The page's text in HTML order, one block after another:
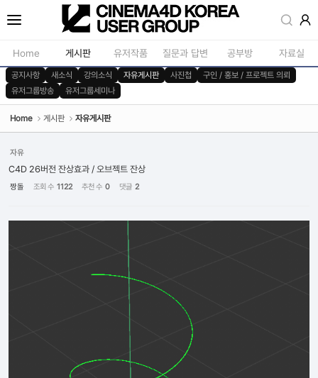
Home 게시판
공지사항
새소식
자유게시판
사진첩
유저작품 질문과 답변 공부방 자료실
공지사항 새소식 강의소식 자유게시판 사진첩
구인 / 홍보 / 프로젝트 의뢰
유저그룹방송
유저그룹세미나
Home 게시판 자유게시판
자유
C4D 26버전 잔상효과 / 오브젝트 잔상
짱돌 조회 수 1122 추천 수 0 댓글 2
Sketchbook5, 스케치북5
Sketchbook5, 스케치북5